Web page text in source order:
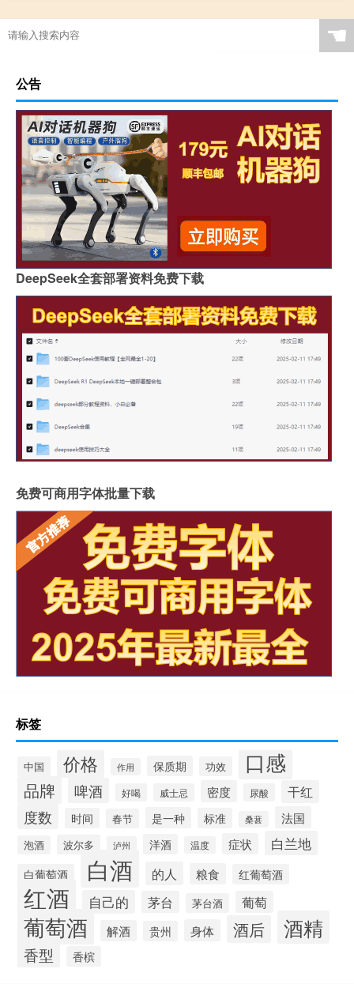
☚
公告
DeepSeek全套部署资料免费下载
免费可商用字体批量下载
标签
中国 价格 作用 保质期 功效 口感
品牌 啤酒 好喝 威士忌 密度 尿酸 干红
度数 时间 春节 是一种 标准 桑葚 法国
泡酒 波尔多 泸州 洋酒 温度 症状 白兰地
白葡萄酒 白酒 的人 粮食 红葡萄酒
红酒 自己的 茅台 茅台酒 葡萄
葡萄酒 解酒 贵州 身体 酒后 酒精
香型 香槟